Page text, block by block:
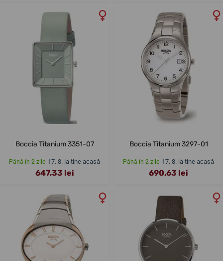
Boccia Titanium 3351-07
Până în 2 zile 17. 8. la tine acasă
647,33 lei
Boccia Titanium 3297-01
Până în 2 zile 17. 8. la tine acasă
690,63 lei